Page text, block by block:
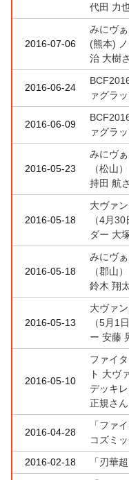
代田 力
2016-07-06
みにヴ
(熊本)
治 大樹
2016-06-24
ァグラ
2016-06-09
ァグラ
2016-05-23
みにヴ
（松山
持田 航
2016-05-18
大ヴァ
（4月
ダー 大
2016-05-18
みにヴ
（郡山
鈴木 翔
2016-05-13
大ヴァ
（5月1
ー 安藤
2016-05-10
ファイ
ト 大ヴ
デッキ
正規さん
2016-04-28
「ファ
コズミ
2016-02-18
「刃華